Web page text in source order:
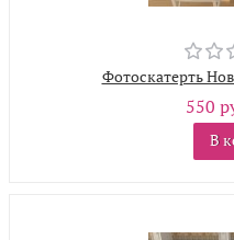
Фотоскатерть
550
В